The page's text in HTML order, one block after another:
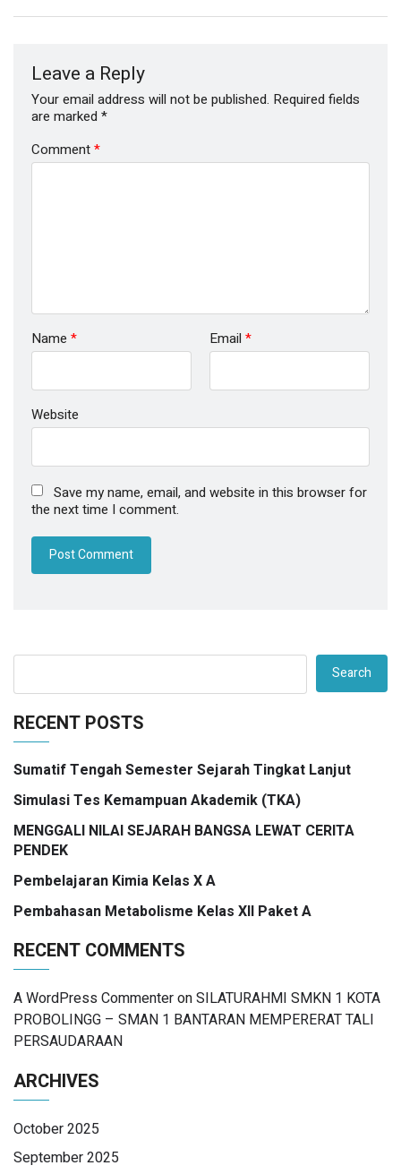
Leave a Reply
Your email address will not be published. Required fields
are marked *
Comment*
Name * Email *
Website
Save my name, email, and website in this browser for
the next time I comment.
Search
RECENT POSTS
Sumatif Tengah Semester Sejarah Tingkat Lanjut
Simulasi Tes Kemampuan Akademik (TKA)
MENGGALI NILAI SEJARAH BANGSA LEWAT CERITA
PENDEK
Pembelajaran Kimia Kelas X A
Pembahasan Metabolisme Kelas XII Paket A
RECENT COMMENTS
A WordPress CommenteronSILATURAHMI SMKN 1 KOTA
PROBOLINGG – SMAN 1 BANTARAN MEMPERERAT TALI
PERSAUDARAAN
ARCHIVES
October 2025
September 2025